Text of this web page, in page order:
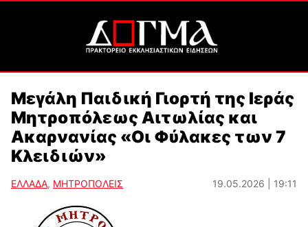
Μεγάλη Παιδική Γιορτή της Ιεράς
Μητροπόλεως Αιτωλίας και
Ακαρνανίας «Οι Φύλακες των 7
Κλειδιών»
ΕΛΛΑΔΑ, ΜΗΤΡΟΠΟΛΕΙΣ 19.05.2026 | 19:11